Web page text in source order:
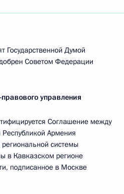
Государственной Думой
Советом Федерации
управления
Соглашение между
Армения
системы
в Кавказском регионе
подписанное в Москве